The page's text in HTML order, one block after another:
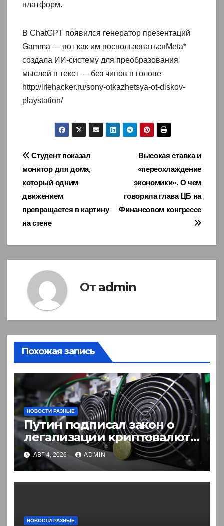
платформ.
В ChatGPT появился генератор презентаций
Gamma — вот как им воспользоватьсяMeta*
создала ИИ-систему для преобразования
мыслей в текст — без чипов в голове
http://lifehacker.ru/sony-otkazhetsya-ot-diskov-
playstation/
Навигация
по
записям
Высокая ставка и
«переохлаждение
экономики». О чем
говорила глава ЦБ на
Финансовом конгрессе
Студент показал
монитор для дома,
который одним
движением
превращается в картину
на стене
От admin
Похожая запись
НОВОСТИ РАЗНЫЕ
Путин подписал закон о
легализации криптовалют
в России. Что нужно знать
АВГ 4, 2026 ADMIN
НОВОСТИ РАЗНЫЕ